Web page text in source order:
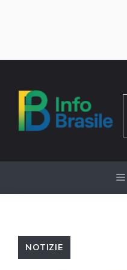
contenuto
NOTIZIE